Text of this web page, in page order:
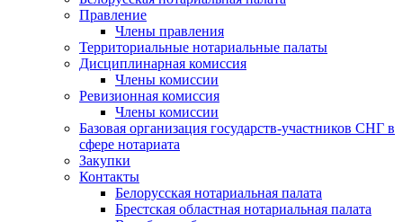
Правление
Члены правления
Территориальные нотариальные палаты
Дисциплинарная комиссия
Члены комиссии
Ревизионная комиссия
Члены комиссии
Базовая организация государств-участников СНГ в
сфере нотариата
Закупки
Контакты
Белорусская нотариальная палата
Брестская областная нотариальная палата